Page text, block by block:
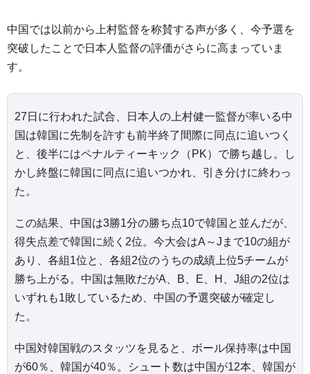
中国では以前から上村監督を称賛する声が多く、今予選を
突破したことで日本人監督の評価がさらに高まっていま
す。
27日に行われた試合、日本人の上村健一監督が率いる中
国は韓国に先制を許すも前半終了間際に同点に追いつく
と、後半にはペナルティーキック（PK）で勝ち越し。し
かし終盤に韓国に同点に追いつかれ、引き分けに終わっ
た。
この結果、中国は3勝1分の勝ち点10で韓国と並んだが、
得失点差で韓国に続く2位。今大会はA～Jまで10の組が
あり、各組1位と、各組2位のうちの成績上位5チームが
勝ち上がる。中国は無敗だがA、B、E、H、J組の2位は
いずれも1敗しているため、中国の予選突破が確定し
た。
中国対韓国戦のスタッツを見ると、ボール保持率は中国
が60％、韓国が40％。シュート数は中国が12本、韓国が